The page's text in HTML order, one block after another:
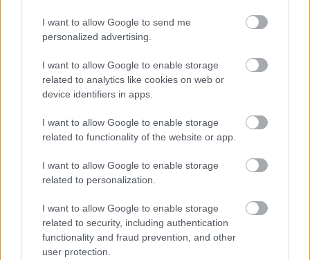
I want to allow Google to send me
personalized advertising.
I want to allow Google to enable storage
related to analytics like cookies on web or
device identifiers in apps.
I want to allow Google to enable storage
related to functionality of the website or app.
I want to allow Google to enable storage
related to personalization.
I want to allow Google to enable storage
related to security, including authentication
functionality and fraud prevention, and other
user protection.
«Χαίρομαι που θα συνεχίσω στο πλευρό σου τη
δουλειά που αρχίσαμε για να ενισχύσουμε
περισσότερο τις συνεργασίες μας στην υπηρεσία
των λαών μας, να υποστηρίξουμε την ειρήνη και
την κυριαρχία της Αρμενίας και να συνοδεύσουμε
τη δυναμική της προσέγγισης με την Ευρώπη»,
έγραψε ο γάλλος πρόεδρος στο X.
Πηγή: ΑΠΕ-ΜΠΕ
Ακολουθήστε τοinsider.gr στο Google News